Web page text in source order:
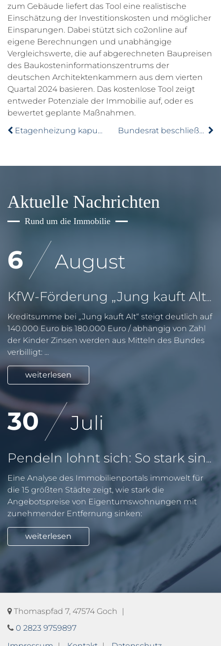
zum Gebäude liefert das Tool eine realistische
Einschätzung der Investitionskosten und möglicher
Einsparungen. Dabei stützt sich co2online auf
eigene Berechnungen und unabhängige
Vergleichswerte, die auf abgerechneten Baupreisen
des Baukosteninformationszentrums der
deutschen Architektenkammern aus dem vierten
Quartal 2024 basieren. Das kostenlose Tool zeigt
entweder Potenziale der Immobilie auf, oder es
bewertet geplante Maßnahmen.
Etagenheizung kaputt? Diese Regeln und Fristen gelten künftig
Bundesrat beschließt Verlängerung der Mietpreisbremse bis 2029
Aktuelle Nachrichten
Rund um die Immobilie
6 August
KfW-Förderung „Jung kauft Alt“: Höhere Kredite ab August 2026
Kreditsumme bei „Jung kauft Alt“ steigt deutlich auf
140.000 Euro bis 180.000 Euro / abhängig von Zahl
der Kinder Zinsen werden aus Mitteln des Bundes
verbilligt: ...
weiterlesen
30 Juli
Pendeln lohnt sich: So stark sinken Wohnungspreise im Umland
Eine Analyse des Immobilienportals immowelt für
die 15 größten Städte zeigt, wie stark die
Angebotspreise von Eigentumswohnungen mit
zunehmender Entfernung sinken:
weiterlesen
Thomaspfad 7, 47574 Goch
0 2823 9759897